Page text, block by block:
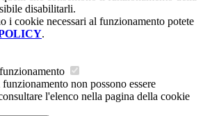
disabilitarli.
i cookie necessari al funzionamento potete
.
non possono essere
l'elenco nella pagina della cookie